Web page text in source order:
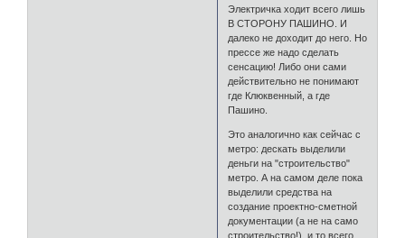
Электричка ходит всего лишь
В СТОРОНУ ПАШИНО. И
далеко не доходит до него. Но
прессе же надо сделать
сенсацию! Либо они сами
действительно не понимают
где Клюквенный, а где
Пашино.
Это аналогично как сейчас с
метро: дескать выделили
деньги на "строительство"
метро. А на самом деле пока
выделили средства на
создание проектно-сметной
документации (а не на само
строительство!), и то всего